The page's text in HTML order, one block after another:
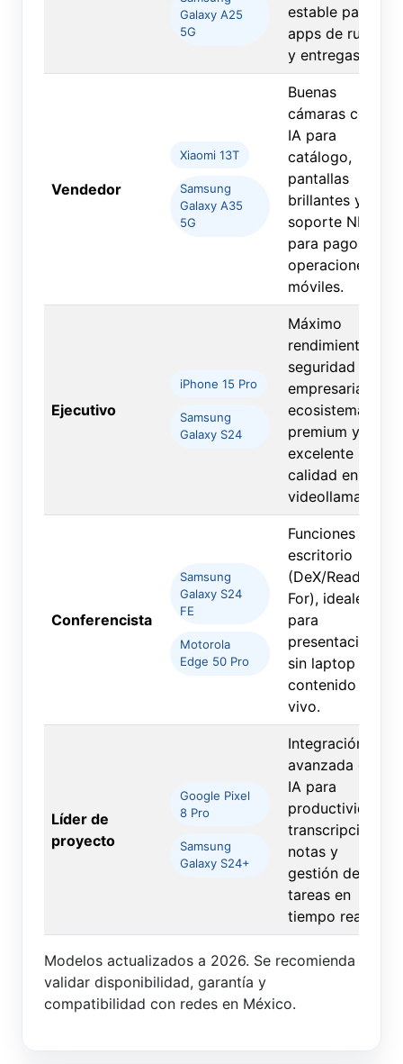
Galaxy A25
5G
estable para
apps de rutas
y entregas.
Vendedor
Xiaomi 13T
Samsung
Galaxy A35
5G
Buenas
cámaras con
IA para
catálogo,
pantallas
brillantes y
soporte NFC
para pagos y
operaciones
móviles.
Ejecutivo
iPhone 15 Pro
Samsung
Galaxy S24
Máximo
rendimiento,
seguridad
empresarial,
ecosistema
premium y
excelente
calidad en
videollamadas.
Conferencista
Samsung
Galaxy S24
FE
Motorola
Edge 50 Pro
Funciones tipo
escritorio
(DeX/Ready
For), ideales
para
presentaciones
sin laptop y
contenido en
vivo.
Líder de
proyecto
Google Pixel
8 Pro
Samsung
Galaxy S24+
Integración
avanzada de
IA para
productividad,
transcripción,
notas y
gestión de
tareas en
tiempo real.
Modelos actualizados a 2026. Se recomienda
validar disponibilidad, garantía y
compatibilidad con redes en México.